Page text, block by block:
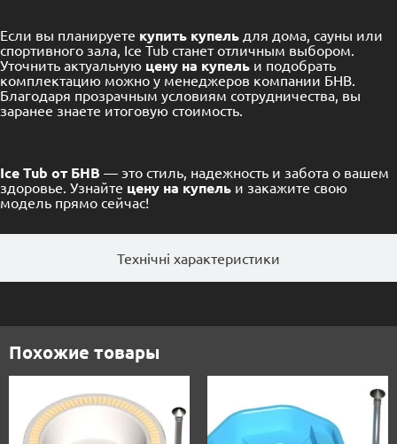
Технічні характеристики
Если вы планируете купить купель для дома, сауны или
спортивного зала, Ice Tub станет отличным выбором.
Уточнить актуальную цену на купель и подобрать
комплектацию можно у менеджеров компании БНВ.
Благодаря прозрачным условиям сотрудничества, вы
заранее знаете итоговую стоимость.
Ice Tub от БНВ — это стиль, надежность и забота о вашем
здоровье. Узнайте цену на купель и закажите свою
модель прямо сейчас!
Похожие товары